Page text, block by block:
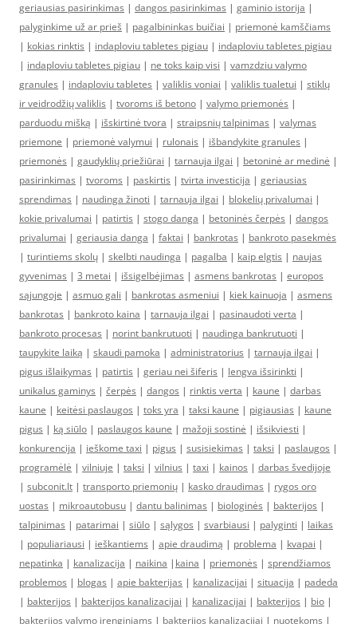
geriausias pasirinkimas | dangos pasirinkimas | gaminio istorija |
palyginkime už ar prieš | pagalbininkas buičiai | priemonė kamščiams
| kokias rinktis | indaploviu tabletes pigiau | indaploviu tabletes pigiau
| indaploviu tabletes pigiau | ne toks kaip visi | vamzdziu valymo
granules | indaploviu tabletes | valiklis voniai | valiklis tualetui | stiklų
ir veidrodžių valiklis | tvoroms iš betono | valymo priemonės |
parduodu mišką | išskirtinė tvora | straipsnių talpinimas | valymas
priemone | priemonė valymui | rulonais | išbandykite granules |
priemonės | gaudyklių priežiūrai | tarnauja ilgai | betoninė ar medinė |
pasirinkimas | tvoroms | paskirtis | tvirta investicija | geriausias
sprendimas | naudinga žinoti | tarnauja ilgai | blokelių privalumai |
kokie privalumai | patirtis | stogo danga | betoninės čerpės | dangos
privalumai | geriausia danga | faktai | bankrotas | bankroto pasekmės
| turintiems skolų | skelbti naudinga | pagalba | kaip elgtis | naujas
gyvenimas | 3 metai | išsigelbėjimas | asmens bankrotas | europos
sąjungoje | asmuo gali | bankrotas asmeniui | kiek kainuoja | asmens
bankrotas | bankroto kaina | tarnauja ilgai | pasinaudoti verta |
bankroto procesas | norint bankrutuoti | naudinga bankrutuoti |
taupykite laiką | skaudi pamoka | administratorius | tarnauja ilgai |
pigus išlaikymas | patirtis | geriau nei šiferis | lengva išsirinkti |
unikalus gaminys | čerpės | dangos | rinktis verta | kaune | darbas
kaune | keitėsi paslaugos | toks yra | taksi kaune | pigiausias | kaune
pigus | ką siūlo | paslaugos kaune | mažoji sostinė | išsikviesti |
konkurencija | ieškome taxi | pigus | susisiekimas | taksi | paslaugos |
programėlė | vilniuje | taksi | vilnius | taxi | kainos | darbas švedijoje
| subconit.lt | transporto priemonių | kasko draudimas | rygos oro
uostas | mikroautobusu | dantu balinimas | biologinės | bakterijos |
talpinimas | patarimai | siūlo | sąlygos | svarbiausi | palyginti | laikas
| populiariausi | ieškantiems | apie draudimą | problema | kvapai |
nepatinka | kanalizacija | naikina | kaina | priemonės | sprendžiamos
problemos | blogas | apie bakterijas | kanalizacijai | situacija | padeda
| bakterijos | bakterijos kanalizacijai | kanalizacijai | bakterijos | bio |
bakterijos valymo įrenginiams | bakterijos kanalizacijai | nuotekoms |